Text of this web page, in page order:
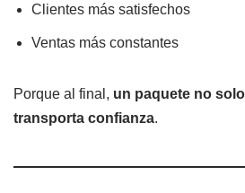
Clientes más satisfechos
Ventas más constantes
Porque al final, un paquete no
transporta confianza.